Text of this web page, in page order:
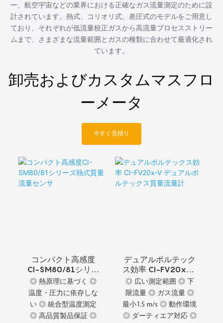
ー、航空宇宙などの業界における正確なガス流量測定のために設
計されています。熱式、コリオリ式、差圧式のモデルをご用意し
ており、それぞれが低流量校正ガスから高流量プロセスストリー
ムまで、さまざまな流量範囲とガスの種類に合わせて最適化され
ています。
卸売およびカスタムマスフロ
ーメータ
今すぐ見積り
コンパクト高感度
CI-SM80/81シリー
ズ熱式質量流量セン
サ
◎ 熱原理に基づく ◎
温度・圧力に依存しな
い ◎ 統合型温度測定
◎ 高品質製品保証 ◎
デュアルボルテック
ス効率 CI-FV20x-V
デュアルボルテック
ス質量流量計
◎ 広い測定範囲 ◎ 下
限流量 ◎ ガス流量 ◎
最小1.5 m/s ◎ 動作環境
◎ ダーティエア対応 ◎